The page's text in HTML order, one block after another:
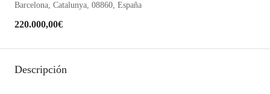
Barcelona, Catalunya, 08860, España
220.000,00€
Descripción